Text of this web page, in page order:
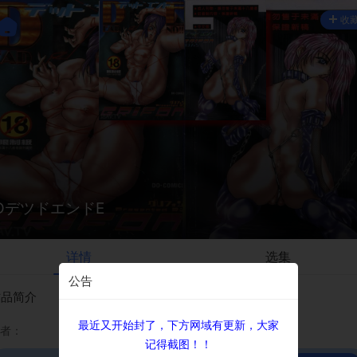
デツドエンドE
收
详情 选集
简介
：
公告
最近又开始封了，下方网域有更新，大家
记得截图！！